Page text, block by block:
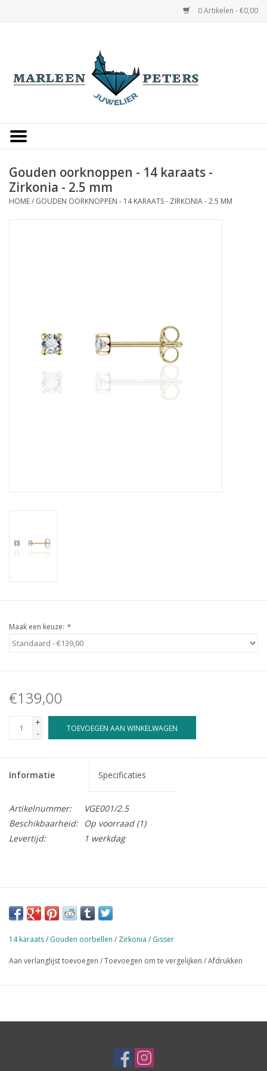
0 Artikelen - €0,00
Occasions
Gouden oorknoppen - 14 karaats -
Zirkonia - 2.5 mm
HOME/ GOUDEN OORKNOPPEN - 14 KARAATS - ZIRKONIA - 2.5 MM
Maak een keuze: *
€139,00
+
-
TOEVOEGEN AAN WINKELWAGEN
Informatie Specificaties
Artikelnummer:
VGE001/2.5
Beschikbaarheid:
Op voorraad(1)
Levertijd:
1 werkdag
14 karaats/ Gouden oorbellen / Zirkonia / Gisser
Aan verlanglijst toevoegen /Toevoegen om te vergelijken /Afdrukken